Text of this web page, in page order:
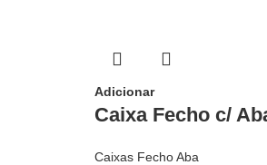
Adicionar
Caixa Fecho c/
Caixas Fecho Aba